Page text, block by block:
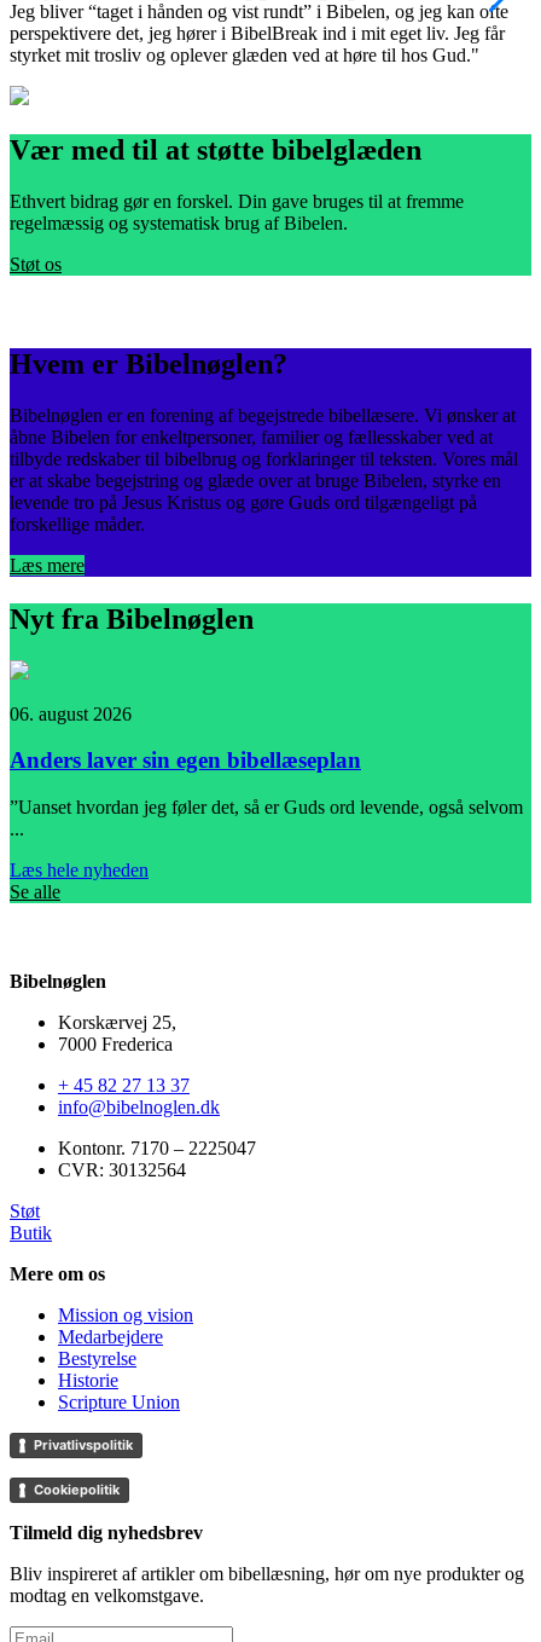
Jeg bliver “taget i hånden og vist rundt” i Bibelen, og jeg kan ofte
perspektivere det, jeg hører i BibelBreak ind i mit eget liv. Jeg får
styrket mit trosliv og oplever glæden ved at høre til hos Gud."
Vær med til at støtte bibelglæden
Ethvert bidrag gør en forskel. Din gave bruges til at fremme
regelmæssig og systematisk brug af Bibelen.
Støt os
Hvem er Bibelnøglen?
Bibelnøglen er en forening af begejstrede bibellæsere. Vi ønsker at
åbne Bibelen for enkeltpersoner, familier og fællesskaber ved at
tilbyde redskaber til bibelbrug og forklaringer til teksten. Vores mål
er at skabe begejstring og glæde over at bruge Bibelen, styrke en
levende tro på Jesus Kristus og gøre Guds ord tilgængeligt på
forskellige måder.
Læs mere
Nyt fra Bibelnøglen
06. august 2026
Anders laver sin egen bibellæseplan
”Uanset hvordan jeg føler det, så er Guds ord levende, også selvom
...
Læs hele nyheden
Se alle
Bibelnøglen
Korskærvej 25,
7000 Frederica
+ 45 82 27 13 37
info@bibelnoglen.dk
Kontonr. ‍7170 – 2225047
CVR: ‍30132564
Støt
Butik
Mere om os
Mission og vision
Medarbejdere
Bestyrelse
Historie
Scripture Union
Privatlivspolitik
Cookiepolitik
Tilmeld dig nyhedsbrev
Bliv inspireret af artikler om bibellæsning, hør om nye produkter og
modtag en velkomstgave.